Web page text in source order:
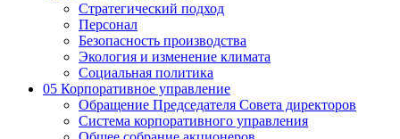
Стратегический подход
Персонал
Безопасность производства
Экология и изменение климата
Социальная политика
05 Корпоративное управление
Обращение Председателя Совета директоров
Система корпоративного управления